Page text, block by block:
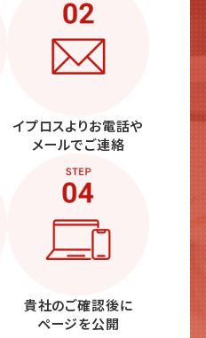
イプロスよりお電話や
メールでご連絡
貴社のご確認後に
ページを公開